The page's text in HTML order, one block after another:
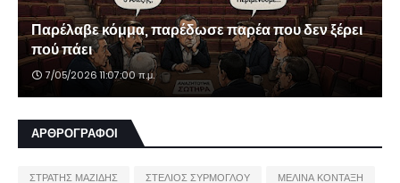
Παρέλαβε κόμμα, παρέδωσε παρέα που δεν ξέρει
πού πάει
7/05/2026 11:07:00 π.μ.
ΑΡΘΡΟΓΡΑΦΟΙ
ΣΤΡΑΤΗΣ ΜΑΖΙΔΗΣ ΣΤΕΛΙΟΣ ΣΥΡΜΟΓΛΟΥ
ΜΕΛΙΝΑ ΚΟΝΤΑΞΗ